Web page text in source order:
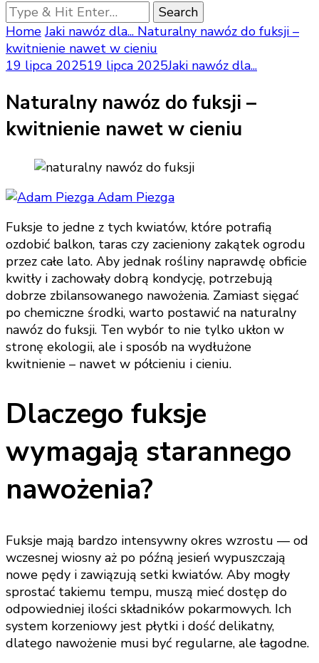
Looking
for
Something?
Home Jaki nawóz dla... Naturalny nawóz do fuksji –
kwitnienie nawet w cieniu
19 lipca 202519 lipca 2025Jaki nawóz dla...
Naturalny nawóz do fuksji –
kwitnienie nawet w cieniu
Adam Piezga
Fuksje to jedne z tych kwiatów, które potrafią
ozdobić balkon, taras czy zacieniony zakątek ogrodu
przez całe lato. Aby jednak rośliny naprawdę obficie
kwitły i zachowały dobrą kondycję, potrzebują
dobrze zbilansowanego nawożenia. Zamiast sięgać
po chemiczne środki, warto postawić na naturalny
nawóz do fuksji. Ten wybór to nie tylko ukłon w
stronę ekologii, ale i sposób na wydłużone
kwitnienie – nawet w półcieniu i cieniu.
Dlaczego fuksje
wymagają starannego
nawożenia?
Fuksje mają bardzo intensywny okres wzrostu — od
wczesnej wiosny aż po późną jesień wypuszczają
nowe pędy i zawiązują setki kwiatów. Aby mogły
sprostać takiemu tempu, muszą mieć dostęp do
odpowiedniej ilości składników pokarmowych. Ich
system korzeniowy jest płytki i dość delikatny,
dlatego nawożenie musi być regularne, ale łagodne.